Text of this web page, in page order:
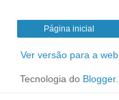
Página inicial
Ver versão para a web
Tecnologia do Blogger.